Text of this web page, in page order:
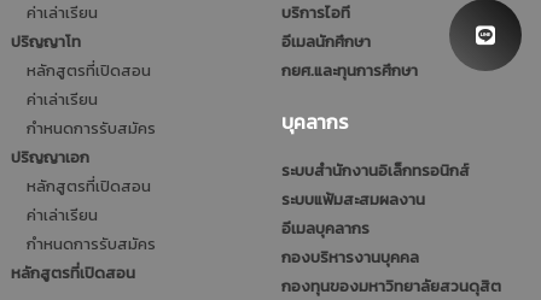
ค่าเล่าเรียน
ปริญญาโท
หลักสูตรที่เปิดสอน
ค่าเล่าเรียน
กำหนดการรับสมัคร
ปริญญาเอก
หลักสูตรที่เปิดสอน
ค่าเล่าเรียน
กำหนดการรับสมัคร
หลักสูตรที่เปิดสอน
บริการไอที
อีเมลนักศึกษา
กยศ.และทุนการศึกษา
บุคลากร
ระบบสำนักงานอิเล็กทรอนิกส์
ระบบแฟ้มสะสมผลงาน
อีเมลบุคลากร
กองบริหารงานบุคคล
กองทุนของมหาวิทยาลัยสวนดุสิต